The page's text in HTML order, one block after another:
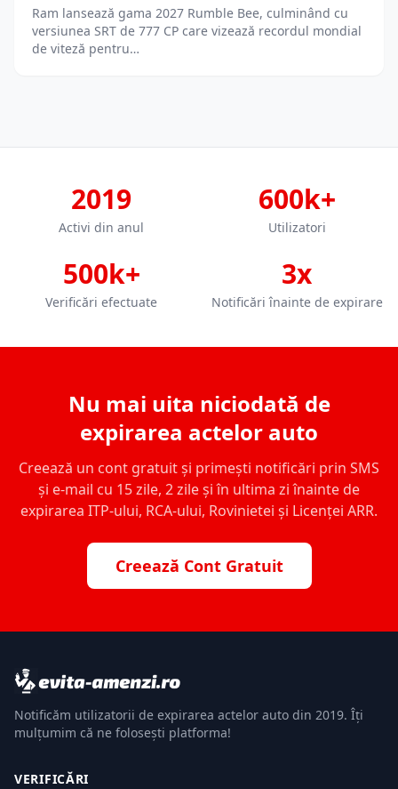
Ram lansează gama 2027 Rumble Bee, culminând cu
versiunea SRT de 777 CP care vizează recordul mondial
de viteză pentru…
2019
Activi din anul
600k+
Utilizatori
500k+
Verificări efectuate
3x
Notificări înainte de expirare
Nu mai uita niciodată de
expirarea actelor auto
Creează un cont gratuit și primești notificări prin SMS
și e-mail cu 15 zile, 2 zile și în ultima zi înainte de
expirarea ITP-ului, RCA-ului, Rovinietei și Licenței ARR.
Creează Cont Gratuit
Notificăm utilizatorii de expirarea actelor auto din 2019. Îți
mulțumim că ne folosești platforma!
VERIFICĂRI